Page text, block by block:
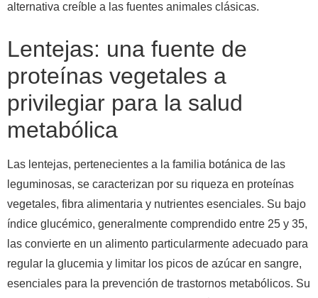
alternativa creíble a las fuentes animales clásicas.
Lentejas: una fuente de
proteínas vegetales a
privilegiar para la salud
metabólica
Las lentejas, pertenecientes a la familia botánica de las
leguminosas, se caracterizan por su riqueza en proteínas
vegetales, fibra alimentaria y nutrientes esenciales. Su bajo
índice glucémico, generalmente comprendido entre 25 y 35,
las convierte en un alimento particularmente adecuado para
regular la glucemia y limitar los picos de azúcar en sangre,
esenciales para la prevención de trastornos metabólicos. Su